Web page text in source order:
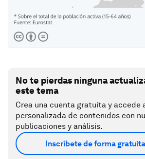
No te pierdas ninguna
este tema
Crea una cuenta gratuita y accede
personalizada de contenidos con
publicaciones y análisis.
Inscríbete de forma gratuita